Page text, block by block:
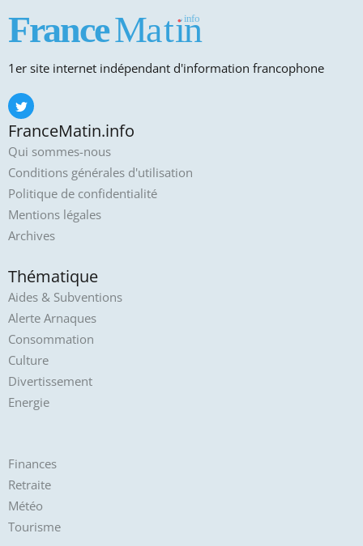
1er site internet indépendant d'information francophone
FranceMatin.info
Qui sommes-nous
Conditions générales d'utilisation
Politique de confidentialité
Mentions légales
Archives
Thématique
Aides & Subventions
Alerte Arnaques
Consommation
Culture
Divertissement
Energie
Finances
Retraite
Météo
Tourisme